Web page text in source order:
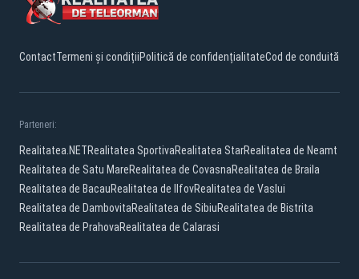
ContactTermeni și condițiiPolitică de confidențialitateCod de conduită
Parteneri:
Realitatea.NETRealitatea SportivaRealitatea StarRealitatea de Neamt
Realitatea de Satu MareRealitatea de CovasnaRealitatea de Braila
Realitatea de BacauRealitatea de IlfovRealitatea de Vaslui
Realitatea de DambovitaRealitatea de SibiuRealitatea de Bistrita
Realitatea de PrahovaRealitatea de Calarasi